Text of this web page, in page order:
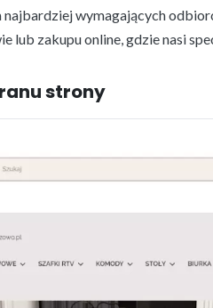
wymagających
lub zakupu online, gdzie nasi
strony